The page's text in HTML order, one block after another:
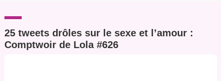
25 tweets drôles sur le sexe et l’amour :
Comptwoir de Lola #626